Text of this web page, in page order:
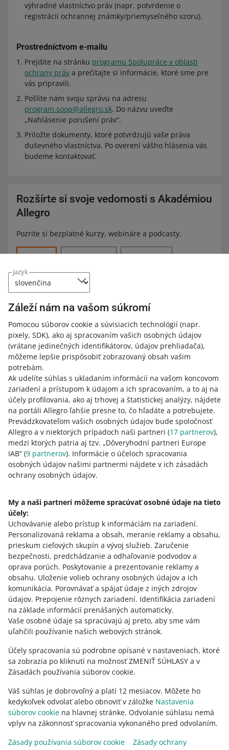
jazyk
Záleží nám na vašom súkromí
Pomocou súborov cookie a súvisiacich technológií (napr.
pixely, SDK), ako aj spracovaním vašich osobných údajov
(vrátane jedinečných identifikátorov, údajov prehliadača),
môžeme lepšie prispôsobiť zobrazovaný obsah vašim
potrebám.
Ak udelíte súhlas s ukladaním informácií na vašom koncovom
zariadení a prístupom k údajom a ich spracovaním, a to aj na
účely profilovania, ako aj trhovej a štatistickej analýzy, nájdete
na portáli Allegro ľahšie presne to, čo hľadáte a potrebujete.
Prevádzkovateľom vašich osobných údajov bude spoločnosť
Allegro a v niektorých prípadoch naši partneri (17 partnerov),
medzi ktorých patria aj tzv. „Dôveryhodní partneri Europe
IAB“ (9 partnerov). Informácie o účeloch spracovania
osobných údajov našimi partnermi nájdete v ich zásadách
ochrany osobných údajov.
My a naši partneri môžeme spracúvať osobné údaje na tieto
účely:
Uchovávanie alebo prístup k informáciám na zariadení.
Personalizovaná reklama a obsah, meranie reklamy a obsahu,
prieskum cieľových skupín a vývoj služieb. Zaručenie
bezpečnosti, predchádzanie a odhaľovanie podvodov a
oprava porúch. Poskytovanie a prezentovanie reklamy a
obsahu. Uloženie volieb ochrany osobných údajov a ich
komunikácia. Porovnávať a spájať údaje z iných zdrojov
údajov. Prepojenie rôznych zariadení. Identifikácia zariadení
na základe informácií prenášaných automaticky.
Vaše osobné údaje sa spracúvajú aj preto, aby sme vám
uľahčili používanie našich webových stránok.
Účely spracovania sú podrobne opísané v nastaveniach, ktoré
sa zobrazia po kliknutí na možnosť ZMENIŤ SÚHLASY a v
Zásadách používania súborov cookie.
Váš súhlas je dobrovoľný a platí 12 mesiacov. Môžete ho
kedykoľvek odvolať alebo obnoviť v záložke Nastavenia
súborov cookie na hlavnej stránke. Odvolanie súhlasu nemá
vplyv na zákonnosť spracovania vykonaného pred odvolaním.
Zásady používania súborov cookie
Zásady ochrany
výhradné vlastníctvo práv (napr. potvrdenie o
registrácii ochrannej známky/priemyselného vzoru).
Prostredníctvom e-mailu
Prejdite na stránku programu Spolupráce v oblasti
ochrany práv a prečítajte si informácie, ktoré sme pre
vás pripravili.
Pošlite nám svoju správu na adresu
program.soop@allegro.sk. Do názvu uveďte
„Nahlásenie porušení práv“.
Priložte dokumenty, ktoré potvrdzujú vaše práva
duševného vlastníctva. Po overení vášho hlásenia vás
budeme kontaktovať.
Rozšírte si svoje vedomosti s Akadémiou
Allegro
Pozrite si bezplatné kurzy, webináre a podcasty.
Všetko (6) Rýchle tipy (5) Webináre (1)
RÝCHLY TIP
3 kroky, ako získať odznak Smart!
RÝCHLY TIP 3 MIN
Cenníky dopravy Allegro - k čomu slúžia
a ako ich nastaviť
RÝCHLY TIP 2 MIN
Aké spôsoby doručenia zvoliť pre svoje
ponuky na Allegro?
RÝCHLY TIP 9 MIN
Spoznajte maďarský trh
Medzinárodný predaj na Allegro: Ako
začať?
WEBINÁR 24/7
Zvýšte svoj predaj s programom Smart!
Potrebujete pomoc?
Kontaktujte nás
Opýtajte sa komunity
Prejdite do Allegro Komunity